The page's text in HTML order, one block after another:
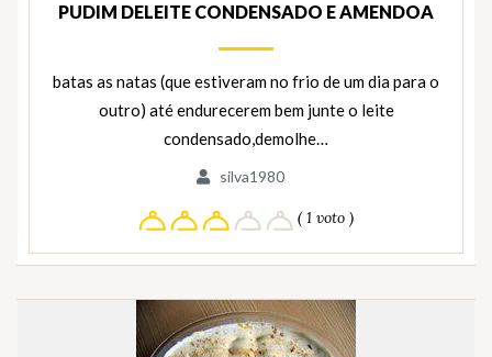
PUDIM DELEITE CONDENSADO E AMENDOA
batas as natas (que estiveram no frio de um dia para o
outro) até endurecerem bem junte o leite
condensado,demolhe…
silva1980
( 1 voto )